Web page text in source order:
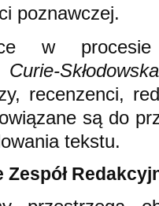
poznawczej.
w
recenzenci,
są do
tekstu.